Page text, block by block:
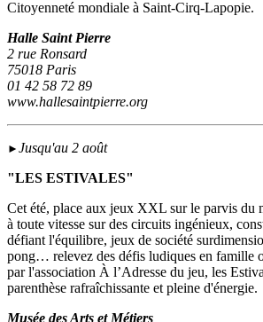
Citoyenneté mondiale à Saint-Cirq-Lapopie.
Halle Saint Pierre
2 rue Ronsard
75018 Paris
01 42 58 72 89
www.hallesaintpierre.org
► Jusqu'au 2 août
"LES ESTIVALES"
Cet été, place aux jeux XXL sur le parvis du
à toute vitesse sur des circuits ingénieux,
défiant l'équilibre, jeux de société
pong… relevez des défis ludiques en famille
par l'association À l’Adresse du jeu, les
parenthèse rafraîchissante et pleine d'énergie.
Musée des Arts et Métiers